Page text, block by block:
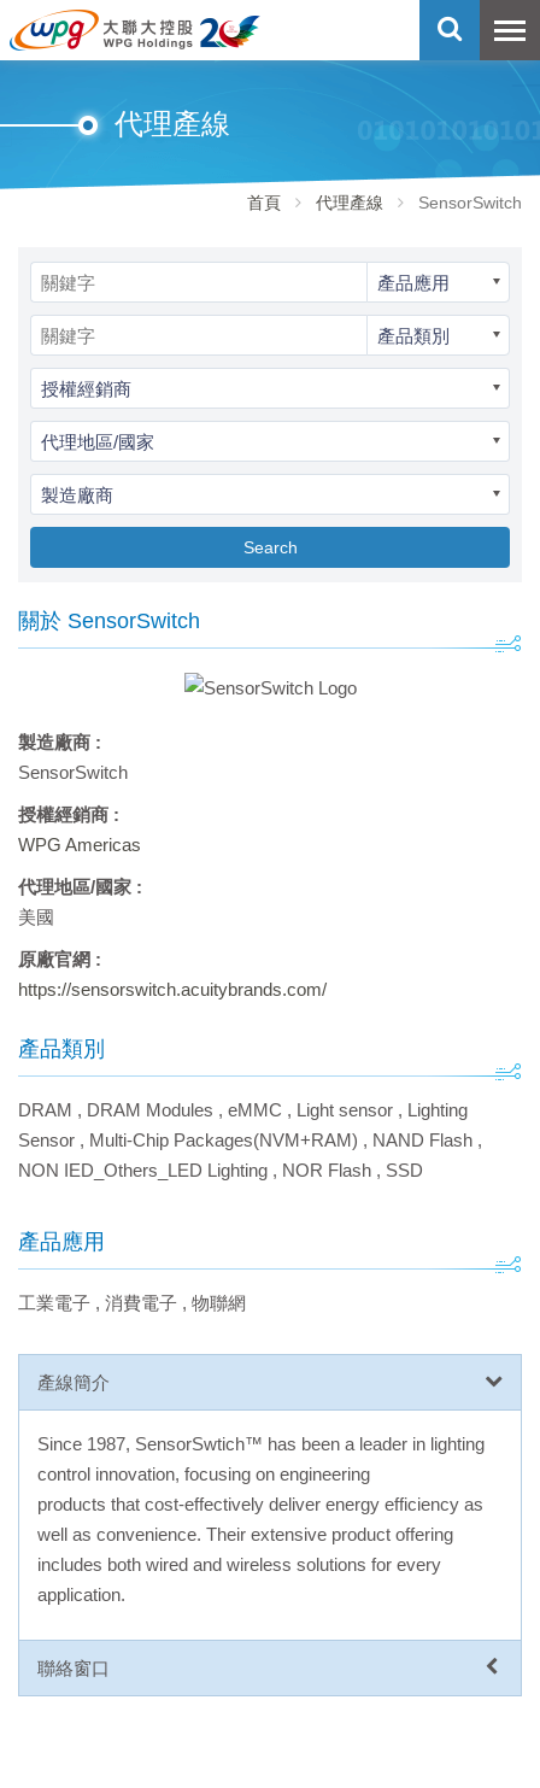
代理產線
首頁 代理產線 SensorSwitch
產品應用
產品類別
授權經銷商
代理地區/國家
製造廠商
Search
關於 SensorSwitch
製造廠商 :
SensorSwitch
授權經銷商 :
WPG Americas
代理地區/國家 :
美國
原廠官網 :
https://sensorswitch.acuitybrands.com/
產品類別
DRAM , DRAM Modules , eMMC , Light sensor , Lighting
Sensor , Multi-Chip Packages(NVM+RAM) , NAND Flash ,
NON IED_Others_LED Lighting , NOR Flash , SSD
產品應用
工業電子 , 消費電子 , 物聯網
產線簡介
Since 1987, SensorSwtich™ has been a leader in lighting
control innovation, focusing on engineering
products that cost-effectively deliver energy efficiency as
well as convenience. Their extensive product offering
includes both wired and wireless solutions for every
application.
聯絡窗口